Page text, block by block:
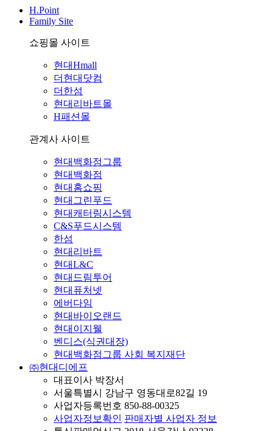
H.Point
Family Site
쇼핑몰 사이트
현대Hmall
더현대닷컴
더한섬
현대리바트몰
H패션몰
관계사 사이트
현대백화점그룹
현대백화점
현대홈쇼핑
현대그린푸드
현대캐터링시스템
C&S푸드시스템
한섬
현대리바트
현대L&C
현대드림투어
현대퓨처넷
에버다임
현대바이오랜드
현대이지웰
벤디스(식권대장)
현대백화점그룹 사회 복지재단
㈜현대디에프
대표이사 박장서
서울특별시 강남구 영동대로82길 19
사업자등록번호 850-88-00325
사업자정보확인 판매자별 사업자 정보